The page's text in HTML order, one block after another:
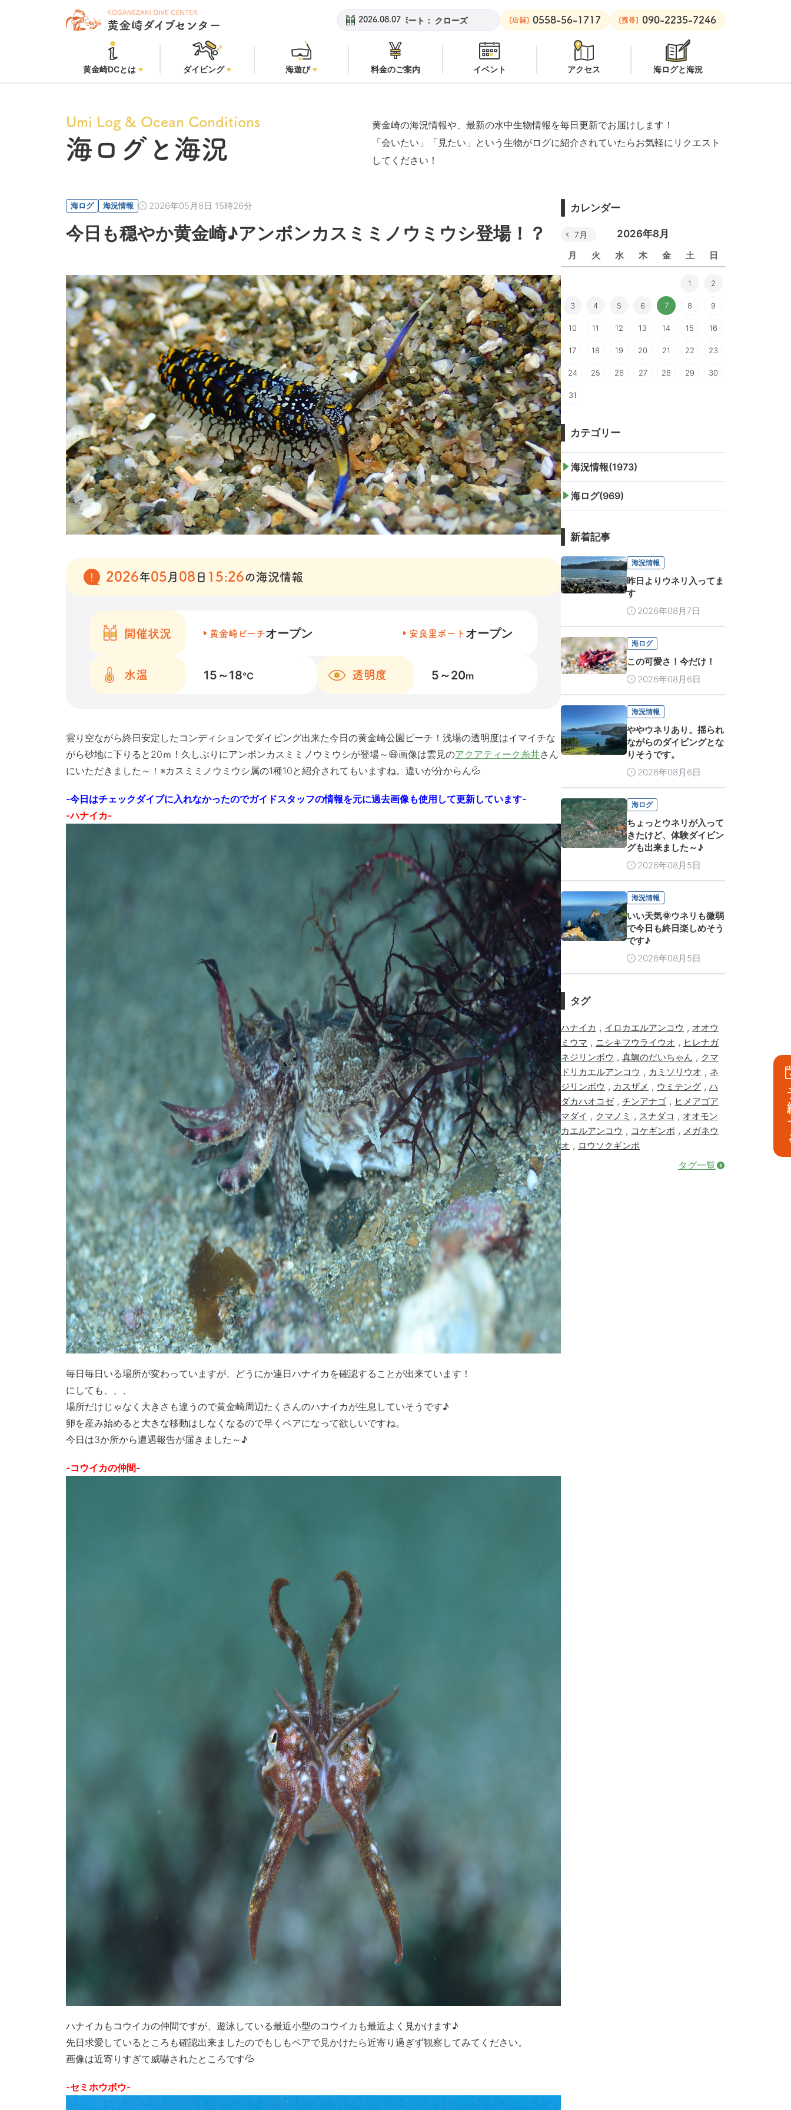
2026.08.07
安良里ボート：クローズ 黄金崎ビーチ： 潜水注意 安良里ボート：クローズ
[店舗] 0558-56-1717 [携帯] 090-2235-7246
黄金崎DCとは ダイビング 海遊び 料金のご案内 イベント アクセス 海ログと海況
Umi Log & Ocean Conditions
海ログと海況
黄金崎の海況情報や、最新の水中生物情報を毎日更新でお届けします！
「会いたい」「見たい」という生物がログに紹介されていたらお気軽にリクエスト
してください！
海ログ 海況情報 2026年05月8日 15時26分
今日も穏やか黄金崎♪アンボンカスミミノウミウシ登場！？
2026年05 月 08 日 15:26の海況情報
開催状況 黄金崎ビーチオープン 安良里ボート オープン
水温 15～18℃ 透明度 5～20m
雲り空ながら終日安定したコンディションでダイビング出来た今日の黄金崎公園ビーチ！浅場の透明度はイマイチな
がら砂地に下りると20ｍ！久しぶりにアンボンカスミミノウミウシが登場～😄画像は雲見のアクアティーク糸井さん
にいただきました～！※カスミミノウミウシ属の1種10と紹介されてもいますね。違いが分からん💦
-今日はチェックダイブに入れなかったのでガイドスタッフの情報を元に過去画像も使用して更新しています-
-ハナイカ-
毎日毎日いる場所が変わっていますが、どうにか連日ハナイカを確認することが出来ています！
にしても、、、
場所だけじゃなく大きさも違うので黄金崎周辺たくさんのハナイカが生息していそうです♪
卵を産み始めると大きな移動はしなくなるので早くペアになって欲しいですね。
今日は3か所から遭遇報告が届きました～♪
-コウイカの仲間-
ハナイカもコウイカの仲間ですが、遊泳している最近小型のコウイカも最近よく見かけます♪
先日求愛しているところも確認出来ましたのでもしもペアで見かけたら近寄り過ぎず観察してみてください。
画像は近寄りすぎて威嚇されたところです💦
-セミホウボウ-
カレンダー
2026年8月
月 火 水 木 金 土 日
7月
1 2
3 4 5 6 7 8 9
10 11 12 13 14 15 16
17 18 19 20 21 22 23
24 25 26 27 28 29 30
31
カテゴリー
海況情報(1973)
海ログ(969)
新着記事
海況情報
昨日よりウネリ入ってま
す
2026年08月7日
海ログ
この可愛さ！今だけ！
2026年08月6日
海況情報
ややウネリあり。揺られ
ながらのダイビングとな
りそうです。
2026年08月6日
海ログ
ちょっとウネリが入って
きたけど、体験ダイビン
グも出来ました～♪
2026年08月5日
海況情報
いい天気🌞ウネリも微弱
で今日も終日楽しめそう
です♪
2026年08月5日
タグ
ハナイカ , イロカエルアンコウ , オオウ
ミウマ , ニシキフウライウオ , ヒレナガ
ネジリンボウ , 真鯛のだいちゃん , クマ
ドリカエルアンコウ , カミソリウオ , ネ
ジリンボウ , カスザメ , ウミテング , ハ
ダカハオコゼ, チンアナゴ , ヒメアゴア
マダイ , クマノミ , スナダコ , オオモン
カエルアンコウ , コケギンポ , メガネウ
オ , ロウソクギンポ
タグ一覧